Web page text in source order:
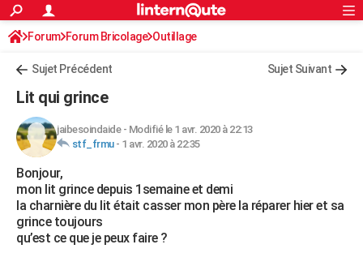
ACTUALITÉS
Politique
Société
Faits Divers
Education
Monde
Villes
+
FINANCE
Retraite
Impôts
Epargne
Immobilier
Risques naturels par ville
Banque
Assurance
Crédit
AUTO
Essais
Réserver un essai
Citadines
Berlines
SUV
Forum auto
+HIGH-TECH
Mobiles
Meilleur smartphone
Internet
Ordinateurs
Jeux vidéo
Guide high-tech
+BRICOLAGE
Forum
Aménagement intérieur
Extérieur
Cuisine
Salle de bains
Jardinage
Rangement
S'inscrire
Connexion
Forum Forum Bricolage Outillage
Sujet Précédent Sujet Suivant
Lit qui grince
jaibesoindaide- Modifié le 1 avr. 2020 à 22:13
stf_frmu- 1 avr. 2020 à 22:35
Bonjour,
mon lit grince depuis 1semaine et demi
la charnière du lit était casser mon père la réparer hier et sa
grince toujours
qu’est ce que je peux faire ?